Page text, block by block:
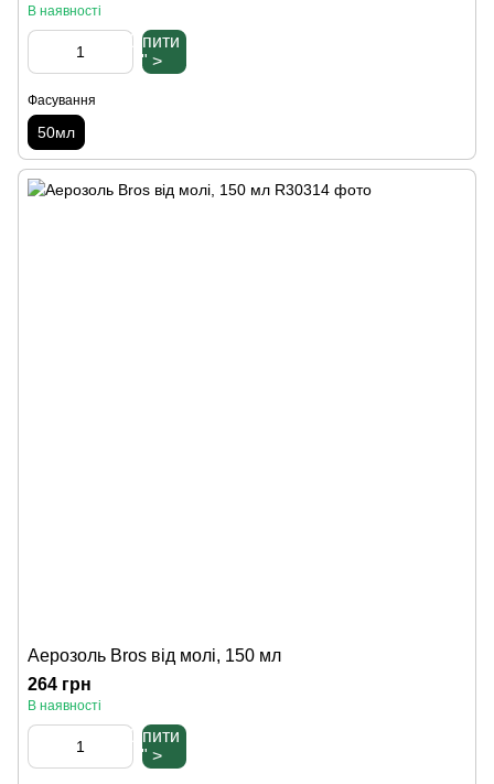
В наявності
Купити
" >
Фасування
50мл
Аерозоль Bros від молі, 150 мл
264 грн
В наявності
Купити
" >